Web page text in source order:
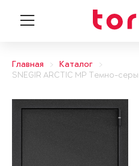
Главная
Каталог
SNEGIR ARCTIC MP Темно-